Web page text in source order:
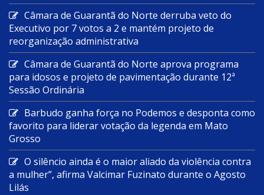
Câmara de Guarantã do Norte derruba veto do
Executivo por 7 votos a 2 e mantém projeto de
reorganização administrativa
Câmara de Guarantã do Norte aprova programa
para idosos e projeto de pavimentação durante 12ª
Sessão Ordinária
Barbudo ganha força no Podemos e desponta como
favorito para liderar votação da legenda em Mato
Grosso
O silêncio ainda é o maior aliado da violência contra
a mulher”, afirma Valcimar Fuzinato durante o Agosto
Lilás